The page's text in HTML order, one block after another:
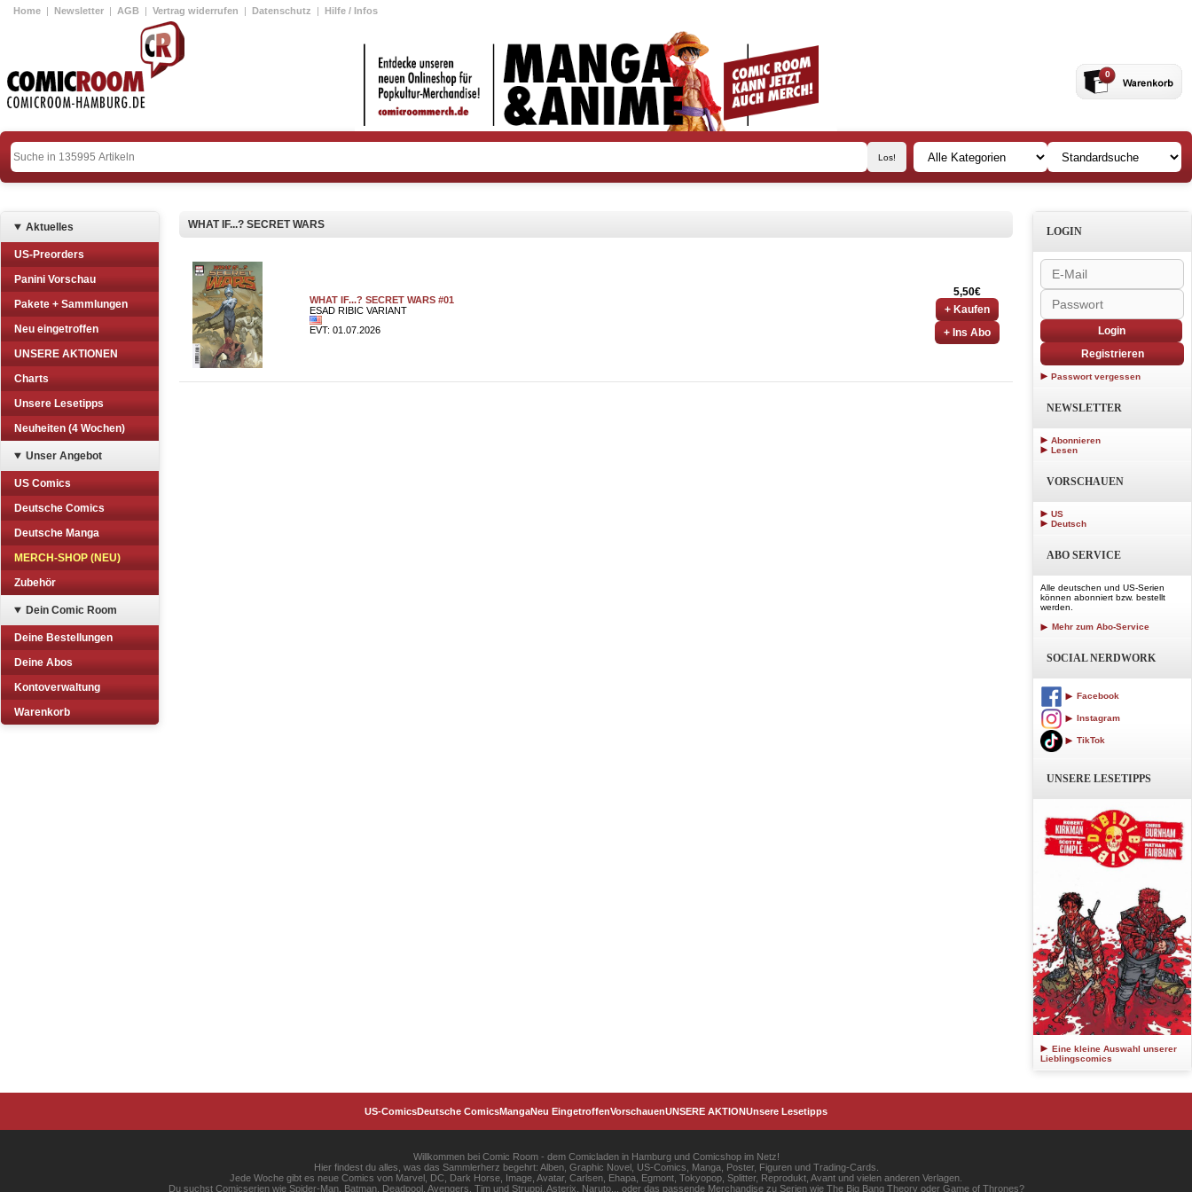
Home | Newsletter | AGB | Vertrag widerrufen | Datenschutz | Hilfe / Infos
0
Aktuelles
US-Preorders
Panini Vorschau
Pakete + Sammlungen
Neu eingetroffen
UNSERE AKTIONEN
Charts
Unsere Lesetipps
Neuheiten (4 Wochen)
Unser Angebot
US Comics
Deutsche Comics
Deutsche Manga
MERCH-SHOP (NEU)
Zubehör
Dein Comic Room
Deine Bestellungen
Deine Abos
Kontoverwaltung
Warenkorb
WHAT IF...? SECRET WARS
WHAT IF...? SECRET WARS #01
ESAD RIBIC VARIANT
EVT: 01.07.2026
5,50€
+ Kaufen
+ Ins Abo
LOGIN
Login
Registrieren
Passwort vergessen
NEWSLETTER
Abonnieren
Lesen
VORSCHAUEN
US
Deutsch
ABO SERVICE
Alle deutschen und US-Serien
können abonniert bzw. bestellt
werden.
Mehr zum Abo-Service
SOCIAL NERDWORK
Facebook
Instagram
TikTok
UNSERE LESETIPPS
Eine kleine Auswahl unserer
Lieblingscomics
US-ComicsDeutsche ComicsMangaNeu EingetroffenVorschauenUNSERE AKTIONUnsere Lesetipps
Willkommen bei Comic Room - dem Comicladen in Hamburg und Comicshop im Netz!
Hier findest du alles, was das Sammlerherz begehrt: Alben, Graphic Novel, US-Comics, Manga, Poster, Figuren und Trading-Cards.
Jede Woche gibt es neue Comics von Marvel, DC, Dark Horse, Image, Avatar, Carlsen, Ehapa, Egmont, Tokyopop, Splitter, Reprodukt, Avant und vielen anderen Verlagen.
Du suchst Comicserien wie Spider-Man, Batman, Deadpool, Avengers, Tim und Struppi, Asterix, Naruto... oder das passende Merchandise zu Serien wie The Big Bang Theory oder Game of Thrones?